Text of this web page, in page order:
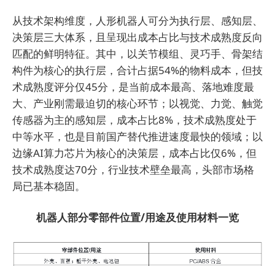
从技术架构维度，人形机器人可分为执行层、感知层、
决策层三大体系，且呈现出成本占比与技术成熟度反向
匹配的鲜明特征。其中，以关节模组、灵巧手、骨架结
构件为核心的执行层，合计占据54%的物料成本，但技
术成熟度评分仅45分，是当前成本最高、落地难度最
大、产业刚需最迫切的核心环节；以视觉、力觉、触觉
传感器为主的感知层，成本占比8%，技术成熟度处于
中等水平，也是目前国产替代推进速度最快的领域；以
边缘AI算力芯片为核心的决策层，成本占比仅6%，但
技术成熟度达70分，行业技术壁垒最高，头部市场格
局已基本稳固。
机器人部分零部件位置/用途及使用材料一览